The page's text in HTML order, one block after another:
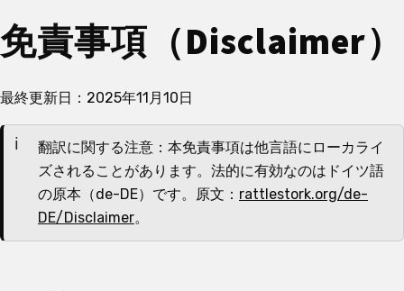
免責事項（Disclaimer）
最終更新日： 2025年11月10日
翻訳に関する注意：本免責事項は他言語にローカライ
ズされることがあります。法的に有効なのはドイツ語
の原本（de-DE）です。原文： rattlestork.org/de-
DE/Disclaimer。